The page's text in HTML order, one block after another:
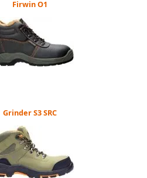
Firwin O1
Grinder S3 SRC